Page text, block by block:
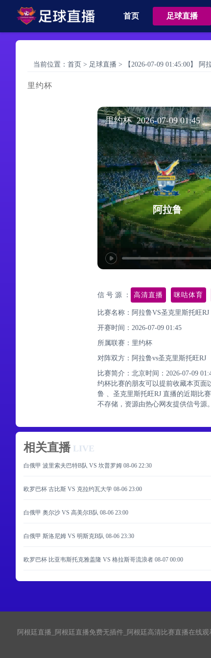
首页 足球直播
当前位置： 首页 > 足球直播 > 【2026-07-09 01:45:00】
里约杯
里约杯 2026-07-09 01:45
阿拉鲁
信 号 源 ： 高清直播 咪咕体育
比赛名称：阿拉鲁VS圣克里斯托旺
开赛时间：2026-07-09 01:45
所属联赛： 里约杯
对阵双方：阿拉鲁vs圣克里斯托旺RJ
比赛简介：北京时间：2026-07-09
约杯比赛的朋友可以提前收藏本页面
鲁 、圣克里斯托旺RJ 直播的近期比
不存储，资源由热心网友提供信号源。
相关直播 LIVE
白俄甲 波里索夫巴特B队 VS 坎普罗姆 08-06 22:30
欧罗巴杯 古比斯 VS 克拉约瓦大学 08-06 23:00
白俄甲 奥尔沙 VS 高美尔B队 08-06 23:00
白俄甲 斯洛尼姆 VS 明斯克B队 08-06 23:30
欧罗巴杯 比亚韦斯托克雅盖隆 VS 格拉斯哥流浪者 08-07 00:00
阿根廷直播_阿根廷直播免费无插件_阿根廷高清比赛直播在线